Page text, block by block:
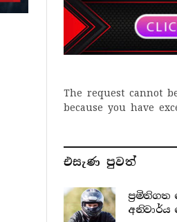
The request cannot
because you have
එසැණ පුව​ත්
ප්‍රමිතිගත
අනිවාර්ය